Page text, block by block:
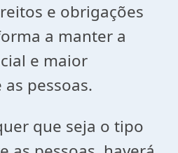
e obrigações
a manter a
e maior
pessoas.
que seja o tipo